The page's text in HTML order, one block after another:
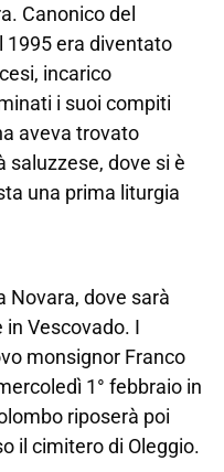
Canonico del
1995 era diventato
incarico
i suoi compiti
aveva trovato
saluzzese, dove si è
una prima liturgia
Novara, dove sarà
Vescovado. I
monsignor Franco
1° febbraio in
riposerà poi
il cimitero di Oleggio.